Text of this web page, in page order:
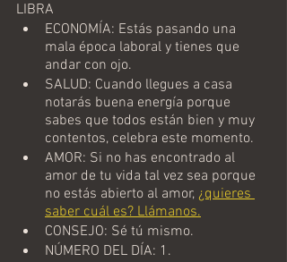
LIBRA
ECONOMÍA: Estás pasando una
mala época laboral y tienes que
andar con ojo.
SALUD: Cuando llegues a casa
notarás buena energía porque
sabes que todos están bien y muy
contentos, celebra este momento.
AMOR: Si no has encontrado al
amor de tu vida tal vez sea porque
no estás abierto al amor, ¿quieres
saber cuál es? Llámanos.
CONSEJO: Sé tú mismo.
NÚMERO DEL DÍA: 1.